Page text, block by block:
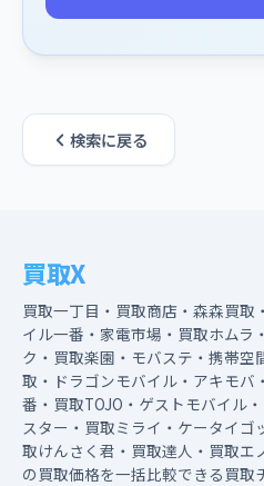
検索に戻る
買取X
買取一丁目・買取商店・森森買
イル一番・家電市場・買取ホムラ
ク・買取楽園・モバステ・携帯空
取・ドラゴンモバイル・アキモバ
番・買取TOJO・ゲストモバイル
スター・買取ミライ・ケータイゴ
取けんさく君・買取達人・買取エ
の買取価格を一括比較できる買取